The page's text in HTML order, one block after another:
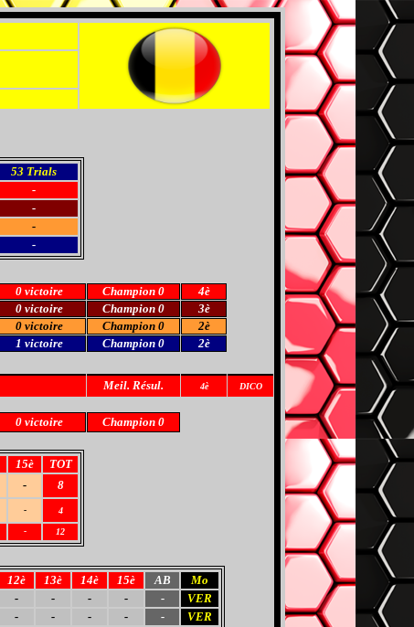
53 Trials
-
-
-
-
0 victoire Champion 0
4è
0 victoire Champion 0
3è
0 victoire Champion 0
2è
1 victoire Champion 0 2è
Meil. Résul. 4è DICO
0 victoire Champion 0
15è
TOT
-
8
- 4
- 12
12è 13è 14è 15è AB
Mo
- - - - -
VER
- - - - -
VER